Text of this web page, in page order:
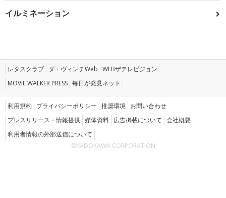
イルミネーション
レタスクラブ ダ・ヴィンチWeb WEBザテレビジョン
MOVIE WALKER PRESS 毎日が発見ネット
利用規約 プライバシーポリシー 推奨環境 お問い合わせ
プレスリリース・情報提供 媒体資料 広告掲載について 会社概要
利用者情報の外部送信について
©KADOKAWA CORPORATION